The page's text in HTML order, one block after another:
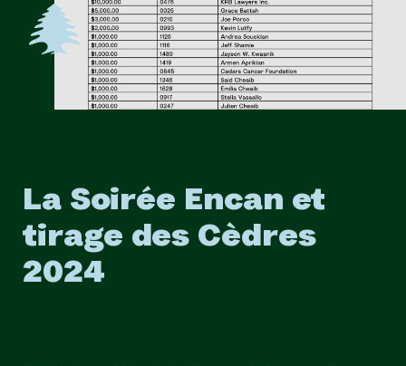
La Soirée Encan et
tirage des Cèdres
2024